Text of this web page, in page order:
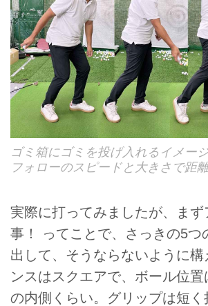
ゴミ箱にゴミを投げ入れるイメー
フォローのスピードと大きさで距
実際に打ってみましたが、まず
事！ ってことで、さっきの5つ
出して、そうならないように構
ンスはスクエアで、ボール位置
の内側くらい。グリップは短く